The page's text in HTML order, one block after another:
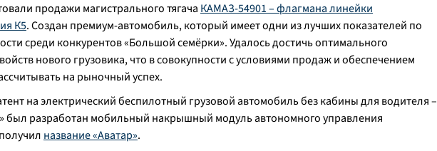
продажи магистрального тягача КАМАЗ-54901 – флагмана линейки
К5. Создан премиум-автомобиль, который имеет одни из лучших показателей по
среди конкурентов «Большой семёрки». Удалось достичь оптимального
нового грузовика, что в совокупности с условиями продаж и обеспечением
на рыночный успех.
на электрический беспилотный грузовой автомобиль без кабины для водителя –
был разработан мобильный накрышный модуль автономного управления
название «Аватар».